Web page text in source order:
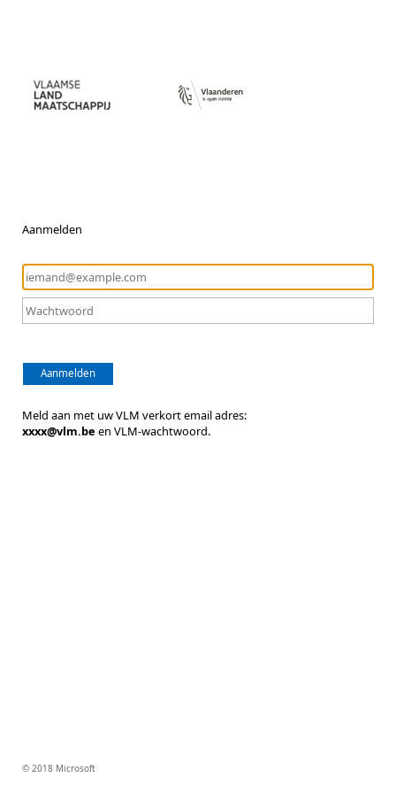
Aanmelden
Aanmelden
Meld aan met uw VLM verkort email adres:
xxxx@vlm.be en VLM-wachtwoord.
© 2018 Microsoft